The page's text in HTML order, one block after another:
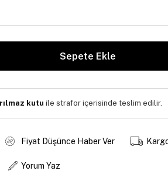
kutu ile strafor içerisinde teslim edilir.
Fiyat Düşünce Haber Ver
Yorum Yaz